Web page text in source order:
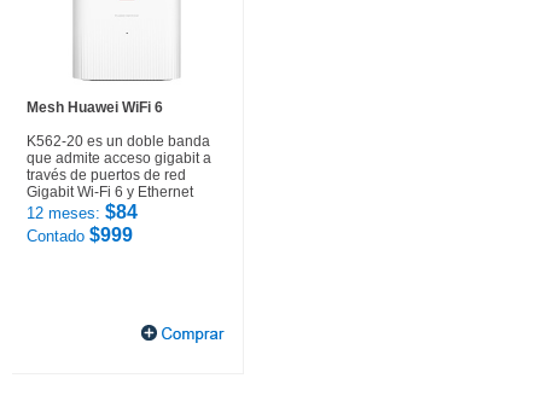
Mesh Huawei WiFi 6
K562-20 es un doble banda
que admite acceso gigabit a
través de puertos de red
Gigabit Wi-Fi 6 y Ethernet
12 meses: $84
Contado $999